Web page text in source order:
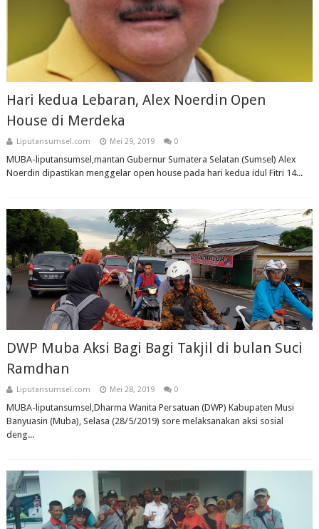
Hari kedua Lebaran, Alex Noerdin Open
House di Merdeka
Liputansumsel.com Mei 29, 2019 0
MUBA-liputansumsel,mantan Gubernur Sumatera Selatan (Sumsel) Alex
Noerdin dipastikan menggelar open house pada hari kedua idul Fitri 14...
DWP Muba Aksi Bagi Bagi Takjil di bulan Suci
Ramdhan
Liputansumsel.com Mei 28, 2019 0
MUBA-liputansumsel,Dharma Wanita Persatuan (DWP) Kabupaten Musi
Banyuasin (Muba), Selasa (28/5/2019) sore melaksanakan aksi sosial
deng...